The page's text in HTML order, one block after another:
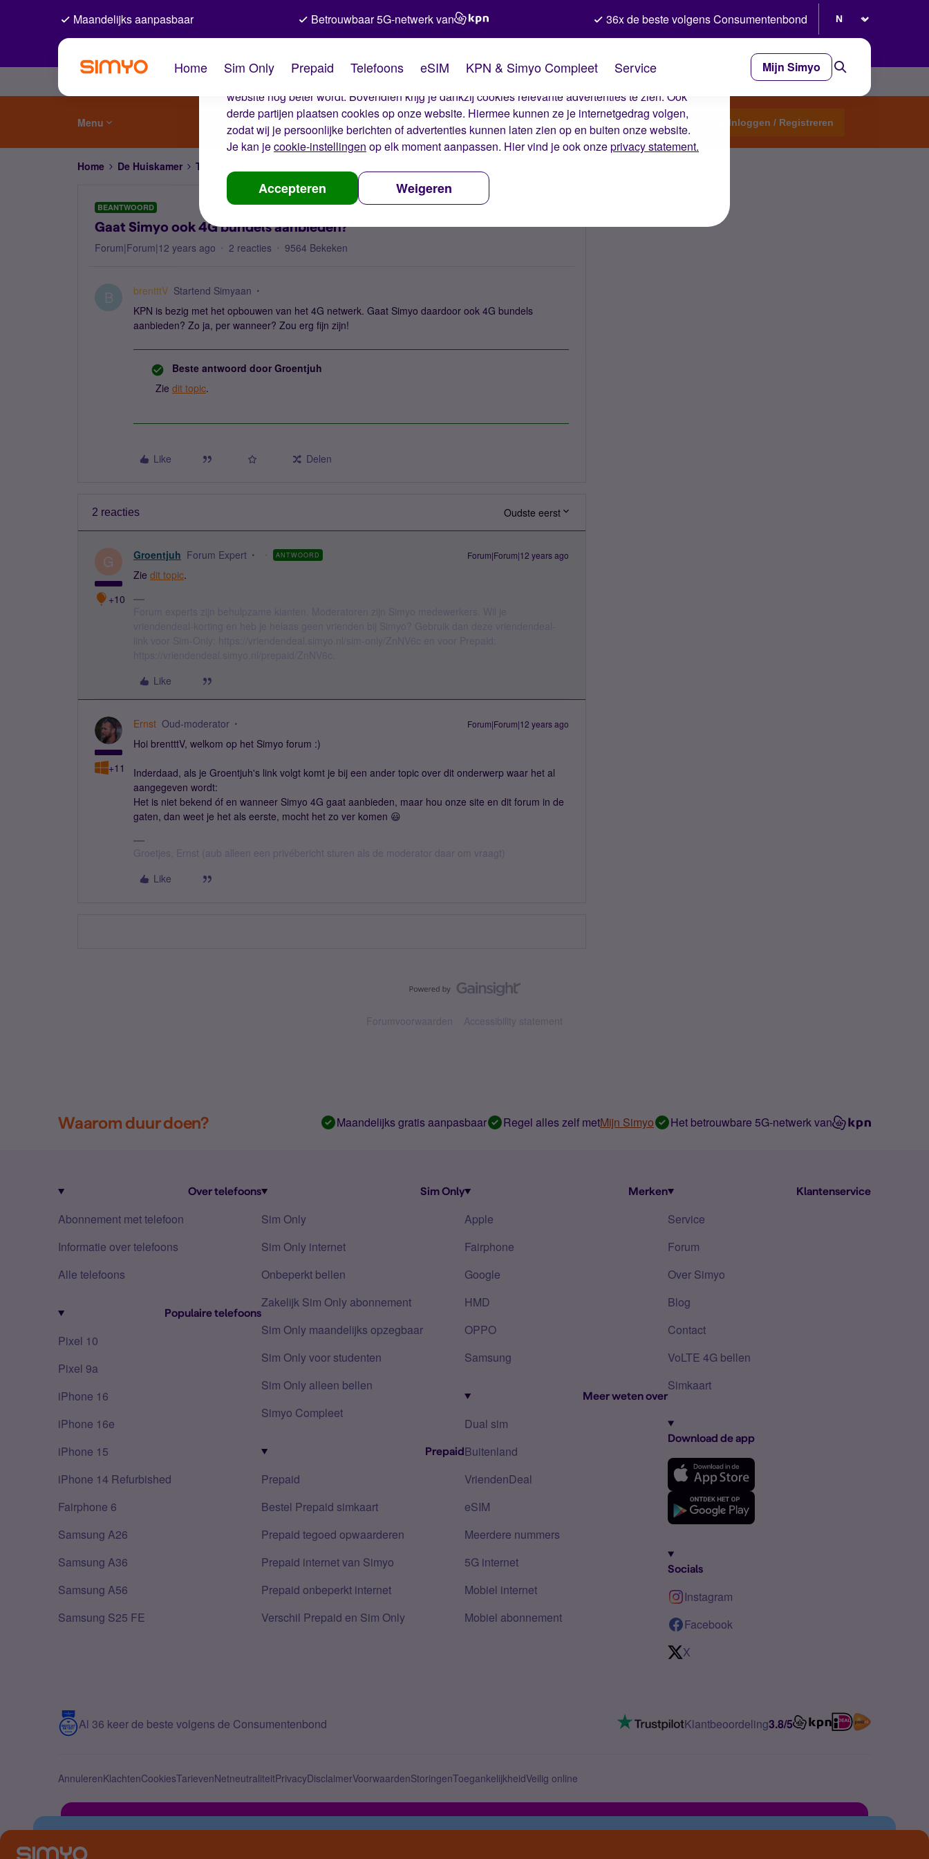
De cookies van Simyo
Wij gebruiken cookies op onze website. Met deze cookies zorgen wij ervoor dat je ervaring op de
website nog beter wordt. Bovendien krijg je dankzij cookies relevante advertenties te zien. Ook
derde partijen plaatsen cookies op onze website. Hiermee kunnen ze je internetgedrag volgen,
zodat wij je persoonlijke berichten of advertenties kunnen laten zien op en buiten onze website.
Je kan jecookie-instellingen op elk moment aanpassen. Hier vind je ook onzeprivacy statement.
Accepteren Weigeren
Maandelijks aanpasbaar Betrouwbaar 5G-netwerk van 36x de beste volgens Consumentenbond
Home Sim Only Prepaid Telefoons eSIM KPN & Simyo Compleet Service Mijn Simyo
Menu Start een topic Inloggen / Registreren
Home De Huiskamer Telecom weetjes en nieuwtjes
BEANTWOORD
Gaat Simyo ook 4G bundels aanbieden?
Forum|Forum|12 years ago 2 reacties 9564 Bekeken
B brentttV Startend Simyaan
KPN is bezig met het opbouwen van het 4G netwerk. Gaat Simyo daardoor ook 4G bundels
aanbieden? Zo ja, per wanneer? Zou erg fijn zijn!
Beste antwoord door Groentjuh
Zie dit topic.
Like Delen
2 reacties Oudste eerst
G
+10
Groentjuh Forum Expert ANTWOORD Forum|Forum|12 years ago
Zie dit topic.
Like
+11
Ernst Oud-moderator Forum|Forum|12 years ago
Hoi brentttV, welkom op het Simyo forum :)
Inderdaad, als je Groentjuh's link volgt komt je bij een ander topic over dit onderwerp waar het al
aangegeven wordt:
Het is niet bekend óf en wanneer Simyo 4G gaat aanbieden, maar hou onze site en dit forum in de
gaten, dan weet je het als eerste, mocht het zo ver komen 😃
Groetjes, Ernst (aub alleen een privébericht sturen als de moderator daar om vraagt)
Like
Forumvoorwaarden Accessibility statement
Waarom duur doen? Maandelijks gratis aanpasbaar Regel alles zelf metMijn Simyo Het betrouwbare 5G-netwerk van
Over telefoons
Abonnement met telefoon
Informatie over telefoons
Alle telefoons
Populaire telefoons
Pixel 10
Pixel 9a
iPhone 16
iPhone 16e
iPhone 15
iPhone 14 Refurbished
Fairphone 6
Samsung A26
Samsung A36
Samsung A56
Samsung S25 FE
Sim Only
Sim Only
Sim Only internet
Onbeperkt bellen
Zakelijk Sim Only abonnement
Sim Only maandelijks opzegbaar
Sim Only voor studenten
Sim Only alleen bellen
Simyo Compleet
Prepaid
Prepaid
Bestel Prepaid simkaart
Prepaid tegoed opwaarderen
Prepaid internet van Simyo
Prepaid onbeperkt internet
Verschil Prepaid en Sim Only
Merken
Apple
Fairphone
Google
HMD
OPPO
Samsung
Meer weten over
Dual sim
Buitenland
VriendenDeal
eSIM
Meerdere nummers
5G internet
Mobiel internet
Mobiel abonnement
Klantenservice
Service
Forum
Over Simyo
Blog
Contact
VoLTE 4G bellen
Simkaart
Download de app
Socials
Instagram
Facebook
X
Al 36 keer de beste volgens de Consumentenbond Klantbeoordeling3.8/5
AnnulerenKlachtenCookiesTarievenNetneutraliteitPrivacyDisclaimerVoorwaardenStoringenToegankelijkheidVeilig online